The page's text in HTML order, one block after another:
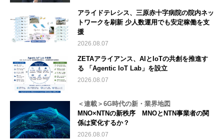
アライドテレシス、三原赤十字病院の院内ネッ
トワークを刷新 少人数運用でも安定稼働を支
援
2026.08.07
ZETAアライアンス、AIとIoTの共創を推進す
る 「Agentic IoT Lab」を設立
2026.08.07
＜連載＞6G時代の新・業界地図
MNO×NTNの新秩序 MNOとNTN事業者の関
係は変化するか？
2026.08.07